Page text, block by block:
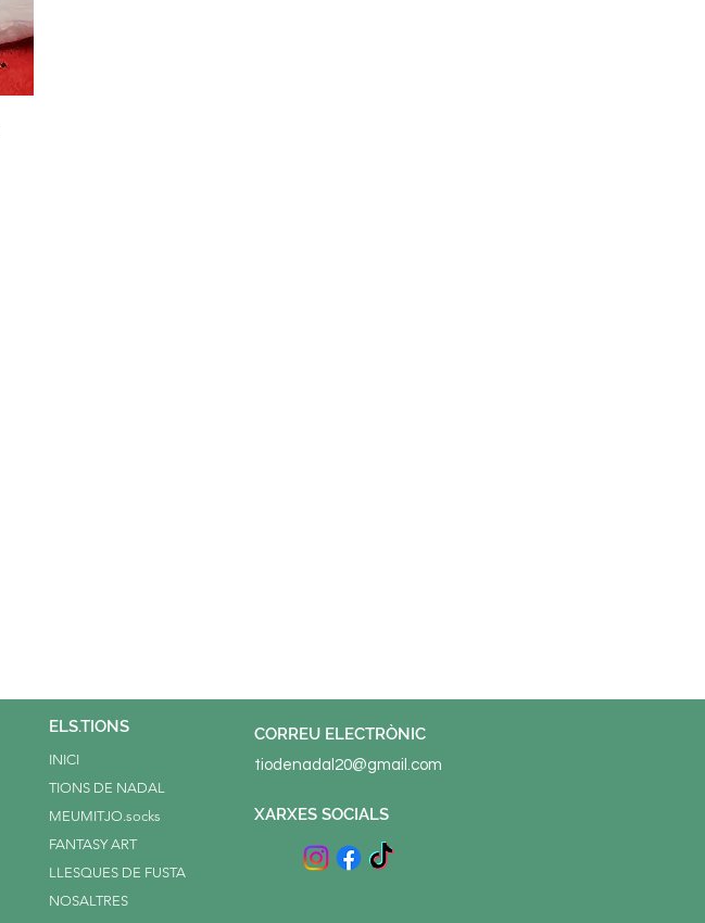
ELS.TIONS
INICI
TIONS DE NADAL
MEUMITJO.socks
FANTASY ART
LLESQUES DE FUSTA
NOSALTRES
CORREU ELECTRÒNIC
tiodenadal20@gmail.com
XARXES SOCIALS